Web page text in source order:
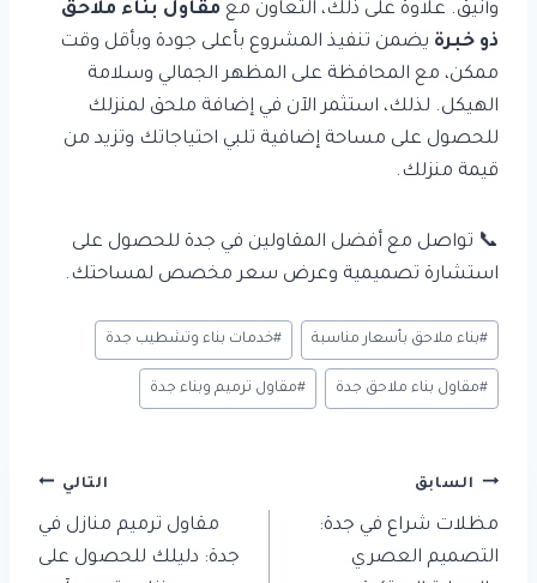
وأنيق. علاوة على ذلك، التعاون مع مقاول بناء ملاحق
ذو خبرة يضمن تنفيذ المشروع بأعلى جودة وبأقل وقت
ممكن، مع المحافظة على المظهر الجمالي وسلامة
الهيكل. لذلك، استثمر الآن في إضافة ملحق لمنزلك
للحصول على مساحة إضافية تلبي احتياجاتك وتزيد من
قيمة منزلك.
📞 تواصل مع أفضل المقاولين في جدة للحصول على
استشارة تصميمية وعرض سعر مخصص لمساحتك.
وسوم
المقال:
#بناء ملاحق بأسعار مناسبة #خدمات بناء وتشطيب جدة
#مقاول بناء ملاحق جدة #مقاول ترميم وبناء جدة
تصفّح
المقالات
السابق
مظلات شراع في جدة:
التصميم العصري
التالي
مقاول ترميم منازل في
جدة: دليلك للحصول على